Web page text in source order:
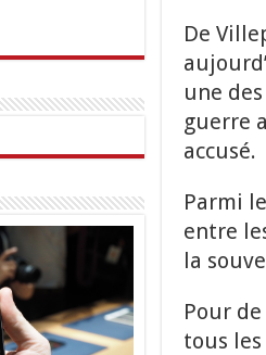
De
une
guerre
accusé.
Parmi
entre
la
Pour
tous